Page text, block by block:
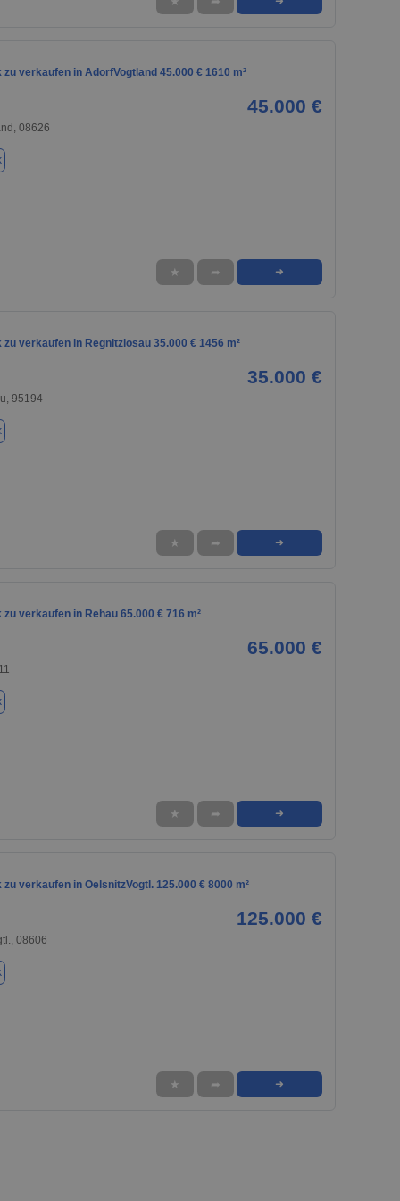
verkaufen in AdorfVogtland 45.000 € 1610 m²
45.000 €
08626
★ ➦ ➜
verkaufen in Regnitzlosau 35.000 € 1456 m²
35.000 €
95194
★ ➦ ➜
verkaufen in Rehau 65.000 € 716 m²
65.000 €
★ ➦ ➜
verkaufen in OelsnitzVogtl. 125.000 € 8000 m²
125.000 €
08606
★ ➦ ➜